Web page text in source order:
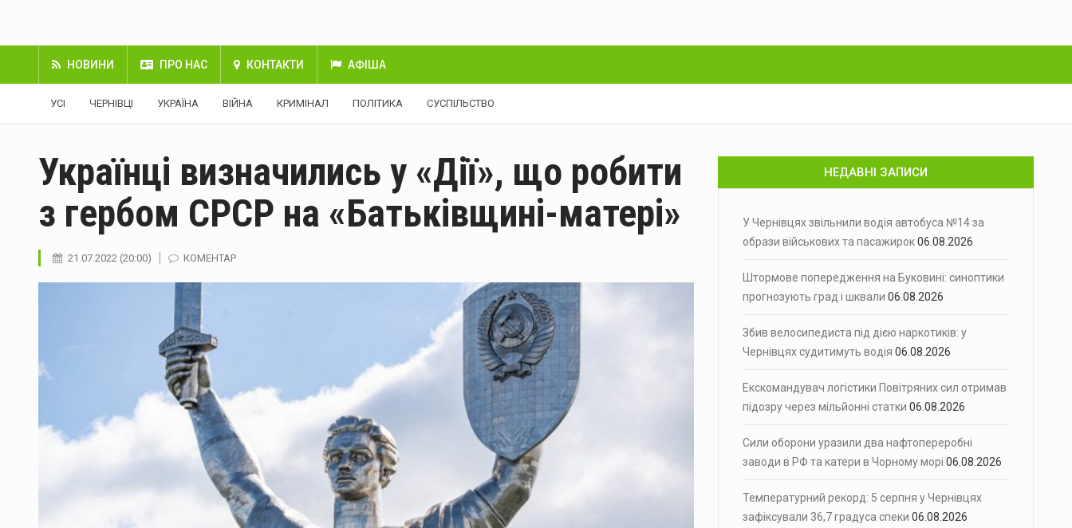
НОВИНИ ПРО НАС КОНТАКТИ АФІША
УСІ ЧЕРНІВЦІ УКРАЇНА ВІЙНА КРИМІНАЛ ПОЛІТИКА СУСПІЛЬСТВО
Українці визначились у «Дії», що робити
з гербом СРСР на «Батьківщині-матері»
21.07.2022 (20:00) КОМЕНТАР
НЕДАВНІ ЗАПИСИ
У Чернівцях звільнили водія автобуса №14 за
образи військових та пасажирок06.08.2026
Штормове попередження на Буковині: синоптики
прогнозують град і шквали 06.08.2026
Збив велосипедиста під дією наркотиків: у
Чернівцях судитимуть водія 06.08.2026
Екскомандувач логістики Повітряних сил отримав
підозру через мільйонні статки 06.08.2026
Сили оборони уразили два нафтопереробні
заводи в РФ та катери в Чорному морі 06.08.2026
Температурний рекорд: 5 серпня у Чернівцях
зафіксували 36,7 градуса спеки 06.08.2026